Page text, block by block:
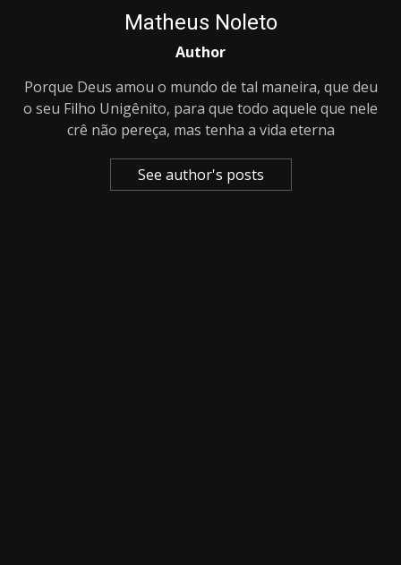
Matheus Noleto
Author
Porque Deus amou o mundo de tal maneira, que deu
o seu Filho Unigênito, para que todo aquele que nele
crê não pereça, mas tenha a vida eterna
See author's posts